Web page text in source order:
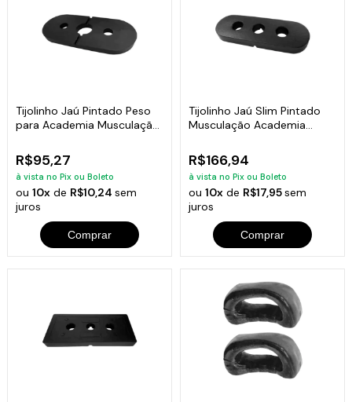
Tijolinho Jaú Pintado Peso
para Academia Musculação
R$95,27
à vista no Pix ou Boleto
ou10x de R$10,24sem
juros
Comprar
Tijolinho Jaú Slim Pintado
Musculação Academia
R$166,94
à vista no Pix ou Boleto
ou 10xde R$17,95sem
juros
Comprar